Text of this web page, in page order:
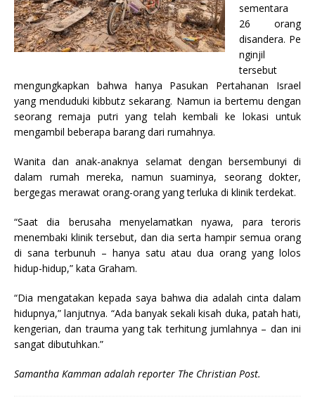
sementara
26 orang
disandera. Pe
nginjil
tersebut
mengungkapkan bahwa hanya Pasukan Pertahanan Israel
yang menduduki kibbutz sekarang. Namun ia bertemu dengan
seorang remaja putri yang telah kembali ke lokasi untuk
mengambil beberapa barang dari rumahnya.
Wanita dan anak-anaknya selamat dengan bersembunyi di
dalam rumah mereka, namun suaminya, seorang dokter,
bergegas merawat orang-orang yang terluka di klinik terdekat.
“Saat dia berusaha menyelamatkan nyawa, para teroris
menembaki klinik tersebut, dan dia serta hampir semua orang
di sana terbunuh – hanya satu atau dua orang yang lolos
hidup-hidup,” kata Graham.
“Dia mengatakan kepada saya bahwa dia adalah cinta dalam
hidupnya,” lanjutnya. “Ada banyak sekali kisah duka, patah hati,
kengerian, dan trauma yang tak terhitung jumlahnya – dan ini
sangat dibutuhkan.”
Samantha Kamman adalah reporter The Christian Post.